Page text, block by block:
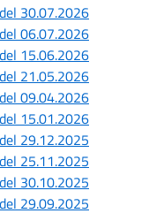
30.07.2026
06.07.2026
15.06.2026
21.05.2026
09.04.2026
15.01.2026
29.12.2025
25.11.2025
30.10.2025
29.09.2025